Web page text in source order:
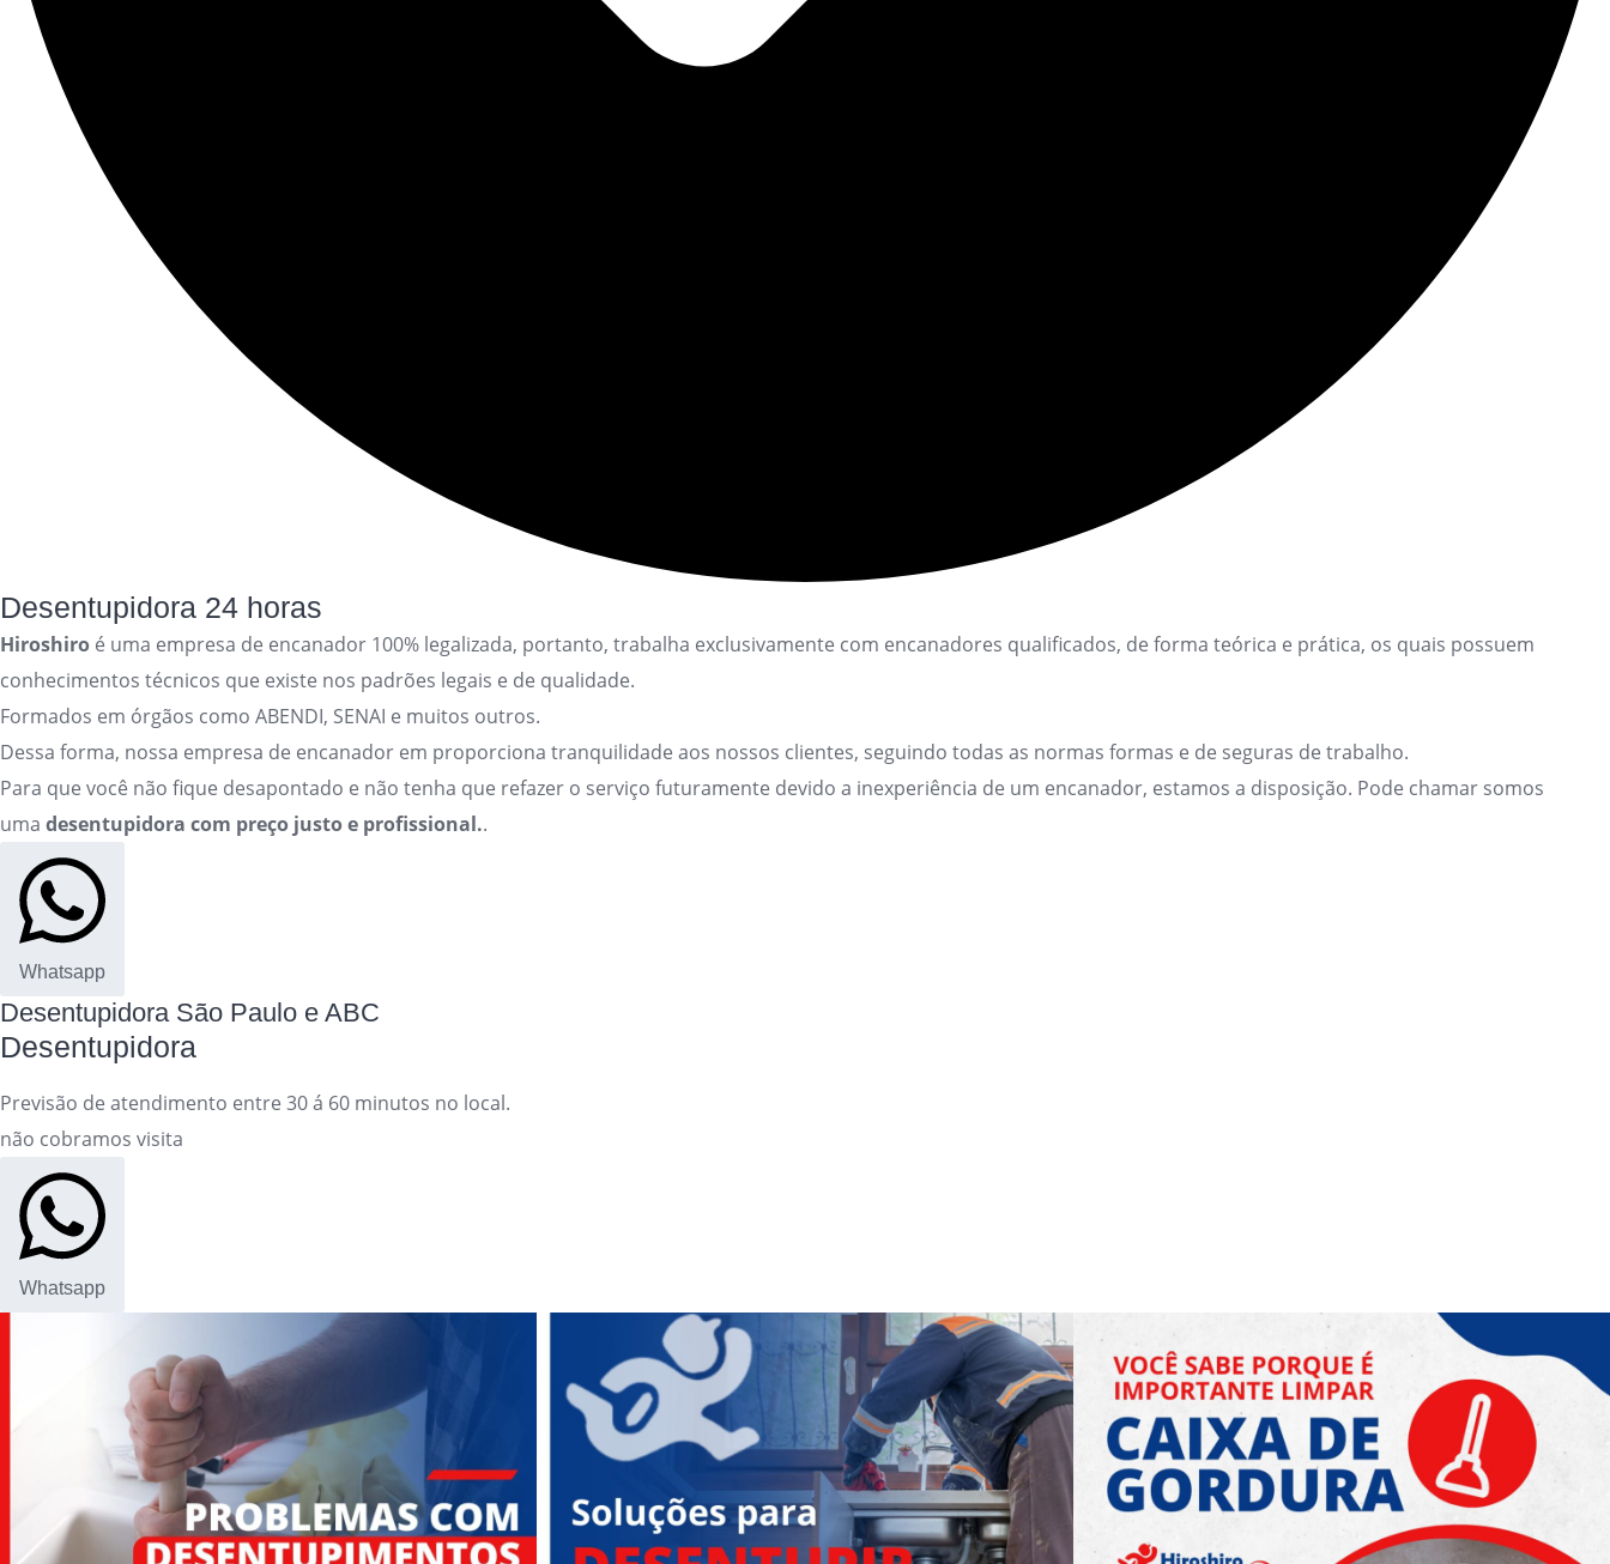
Desentupidora 24 horas
Hiroshiroé uma empresa de encanador 100% legalizada, portanto, trabalha exclusivamente com encanadores qualificados, de forma teórica e prática, os quais possuem
conhecimentos técnicos que existe nos padrões legais e de qualidade.
Formados em órgãos como ABENDI, SENAI e muitos outros.
Dessa forma, nossa empresa de encanador em proporciona tranquilidade aos nossos clientes, seguindo todas as normas formas e de seguras de trabalho.
Para que você não fique desapontado e não tenha que refazer o serviço futuramente devido a inexperiência de um encanador, estamos a disposição. Pode chamar somos
uma desentupidora com preço justo e profissional..
Whatsapp
Desentupidora São Paulo e ABC
Desentupidora
Previsão de atendimento entre 30 á 60 minutos no local.
não cobramos visita
Whatsapp